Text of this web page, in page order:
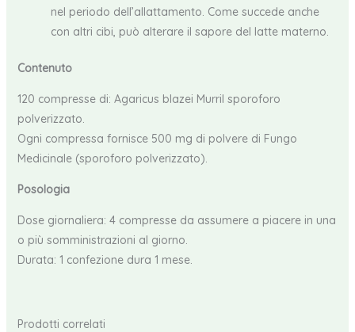
nel periodo dell’allattamento. Come succede anche
con altri cibi, può alterare il sapore del latte materno.
Contenuto
120 compresse di: Agaricus blazei Murril sporoforo
polverizzato.
Ogni compressa fornisce 500 mg di polvere di Fungo
Medicinale (sporoforo polverizzato).
Posologia
Dose giornaliera: 4 compresse da assumere a piacere in una
o più somministrazioni al giorno.
Durata: 1 confezione dura 1 mese.
Prodotti correlati